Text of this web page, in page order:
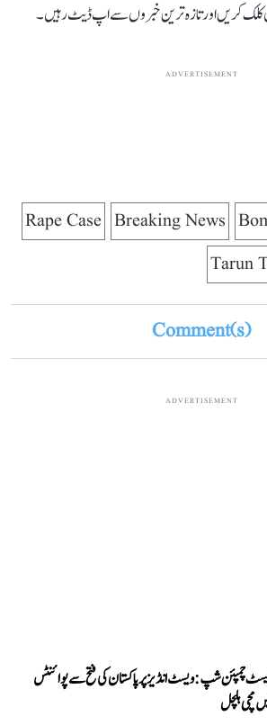
کریں اور تازہ ترین خبروں سے اپ ڈیٹ رہیں۔
ADVERTISEMENT
Breaking News
Rape Case
Tarun
Comment(s)
ADVERTISEMENT
چمپئن شپ: ویسٹ انڈیز پر پاکستان کی فتح سے پوائنٹس
مچی ہلچل